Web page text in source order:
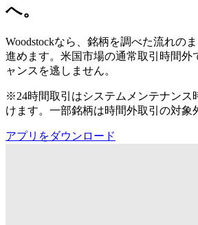
へ。
Woodstockなら、銘柄を調べた流れの
進めます。米国市場の通常取引時間外
ャンスを逃しません。
※24時間取引はシステムメンテナンス
けます。一部銘柄は時間外取引の対象
アプリをダウンロード